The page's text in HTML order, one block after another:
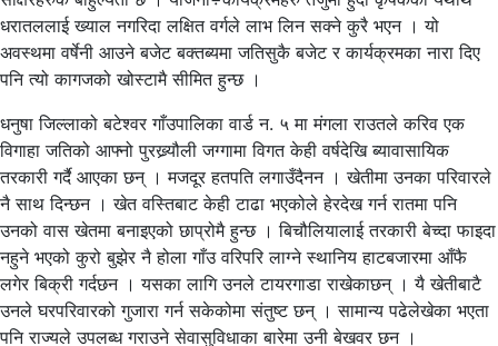
धरातललाई ख्याल नगरिदा लक्षित वर्गले लाभ लिन सक्ने कुरै भएन । यो
अवस्थमा वर्षेनी आउने बजेट बक्तब्यमा जतिसुकै बजेट र कार्यक्रमका नारा दिए
पनि त्यो कागजको खोस्टामै सीमित हुन्छ ।
धनुषा जिल्लाको बटेश्वर गाँउपालिका वार्ड न. ५ मा मंगला राउतले करिव एक
विगाहा जतिको आफ्नो पुरख्र्यौली जग्गामा विगत केही वर्षदेखि ब्यावासायिक
तरकारी गर्दै आएका छन् । मजदूर हतपति लगाउँदैनन । खेतीमा उनका परिवारले
नै साथ दिन्छन । खेत वस्तिबाट केही टाढा भएकोले हेरदेख गर्न रातमा पनि
उनको वास खेतमा बनाइएको छाप्रोमै हुन्छ । बिचौलियालाई तरकारी बेच्दा फाइदा
नहुने भएको कुरो बुझेर नै होला गाँउ वरिपरि लाग्ने स्थानिय हाटबजारमा आँफै
लगेर बिक्री गर्दछन । यसका लागि उनले टायरगाडा राखेकाछन् । यै खेतीबाटै
उनले घरपरिवारको गुजारा गर्न सकेकोमा संतुष्ट छन् । सामान्य पढेलेखेका भएता
पनि राज्यले उपलब्ध गराउने सेवासुविधाका बारेमा उनी बेखवर छन ।